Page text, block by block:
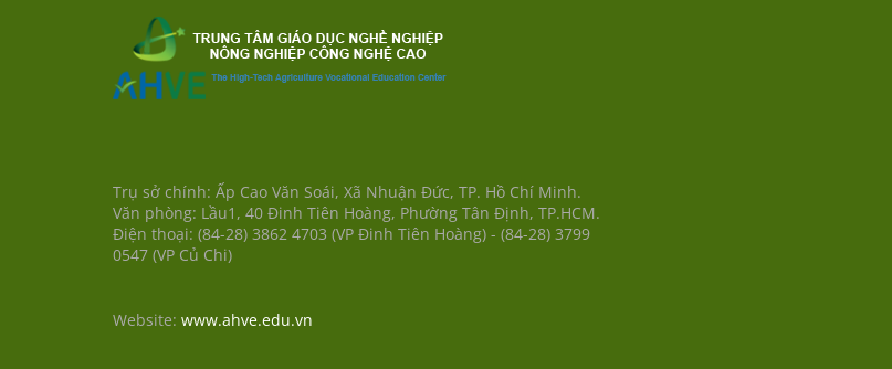
Trụ sở chính: Ấp Cao Văn Soái, Xã Nhuận Đức, TP. Hồ Chí Minh.
Văn phòng: Lầu1, 40 Đinh Tiên Hoàng, Phường Tân Định, TP.HCM.
Điện thoại: (84-28) 3862 4703 (VP Đinh Tiên Hoàng) - (84-28) 3799
0547 (VP Củ Chi)
Website: www.ahve.edu.vn